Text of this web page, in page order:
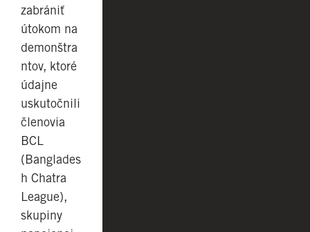
zabrániť
útokom na
demonštra
ntov, ktoré
údajne
uskutočnili
členovia
BCL
(Banglades
h Chatra
League),
skupiny